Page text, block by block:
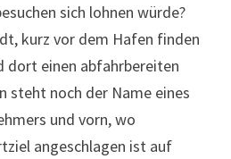
sich lohnen würde?
kurz vor dem Hafen finden
dort einen abfahrbereiten
steht noch der Name eines
und vorn, wo
angeschlagen ist auf